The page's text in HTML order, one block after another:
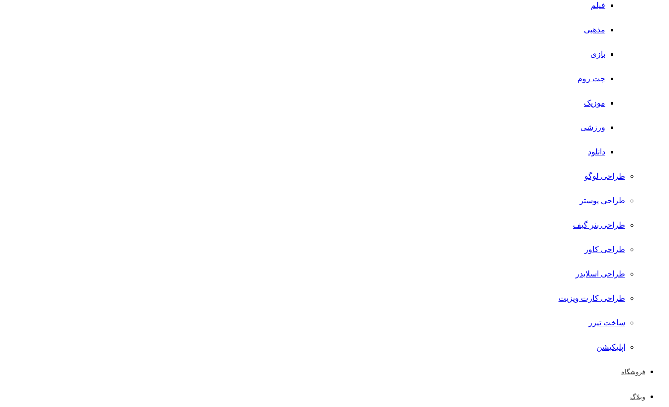
فیلم
مذهبی
بازی
چت روم
موزیک
ورزشی
دانلود
طراحی لوگو
طراحی پوستر
طراحی بنر گیف
طراحی کاور
طراحی اسلایدر
طراحی کارت ویزیت
ساخت تیزر
اپلیکیشن
فروشگاه
وبلاگ